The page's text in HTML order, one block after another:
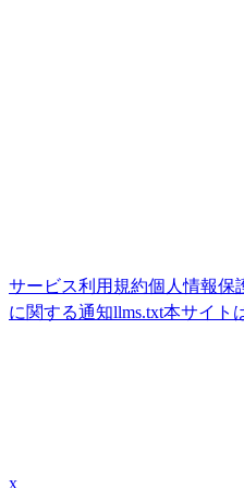
サービス利用規約個人情報保
に関する通知llms.txt本サイト
x